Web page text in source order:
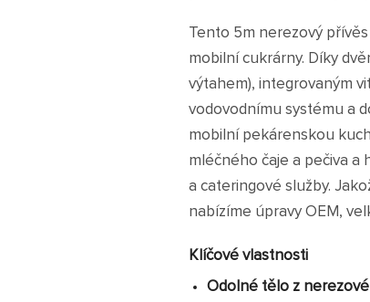
Tento 5m nerezový
mobilní cukrárny. Díky
výtahem), integrovaným
vodovodnímu systému a
mobilní pekárenskou
mléčného čaje a pečiva a
a cateringové služby.
nabízíme úpravy OEM,
Klíčové vlastnosti
Odolné tělo z